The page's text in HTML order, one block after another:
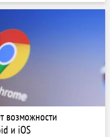
возможности
и iOS